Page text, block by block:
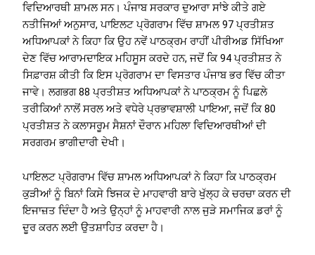
ਵਿਦਿਆਰਥੀ ਸ਼ਾਮਲ ਸਨ। ਪੰਜਾਬ ਸਰਕਾਰ ਦੁਆਰਾ ਸਾਂਝੇ ਕੀਤੇ ਗਏ
ਨਤੀਜਿਆਂ ਅਨੁਸਾਰ, ਪਾਇਲਟ ਪ੍ਰੋਗਰਾਮ ਵਿੱਚ ਸ਼ਾਮਲ 97 ਪ੍ਰਤੀਸ਼ਤ
ਅਧਿਆਪਕਾਂ ਨੇ ਕਿਹਾ ਕਿ ਉਹ ਨਵੇਂ ਪਾਠਕ੍ਰਮ ਰਾਹੀਂ ਪੀਰੀਅਡ ਸਿੱਖਿਆ
ਦੇਣ ਵਿੱਚ ਆਰਾਮਦਾਇਕ ਮਹਿਸੂਸ ਕਰਦੇ ਹਨ, ਜਦੋਂ ਕਿ 94 ਪ੍ਰਤੀਸ਼ਤ ਨੇ
ਸਿਫ਼ਾਰਸ਼ ਕੀਤੀ ਕਿ ਇਸ ਪ੍ਰੋਗਰਾਮ ਦਾ ਵਿਸਤਾਰ ਪੰਜਾਬ ਭਰ ਵਿੱਚ ਕੀਤਾ
ਜਾਵੇ। ਲਗਭਗ 88 ਪ੍ਰਤੀਸ਼ਤ ਅਧਿਆਪਕਾਂ ਨੇ ਪਾਠਕ੍ਰਮ ਨੂੰ ਪਿਛਲੇ
ਤਰੀਕਿਆਂ ਨਾਲੋਂ ਸਰਲ ਅਤੇ ਵਧੇਰੇ ਪ੍ਰਭਾਵਸ਼ਾਲੀ ਪਾਇਆ, ਜਦੋਂ ਕਿ 80
ਪ੍ਰਤੀਸ਼ਤ ਨੇ ਕਲਾਸਰੂਮ ਸੈਸ਼ਨਾਂ ਦੌਰਾਨ ਮਹਿਲਾ ਵਿਦਿਆਰਥੀਆਂ ਦੀ
ਸਰਗਰਮ ਭਾਗੀਦਾਰੀ ਦੇਖੀ।
ਪਾਇਲਟ ਪ੍ਰੋਗਰਾਮ ਵਿੱਚ ਸ਼ਾਮਲ ਅਧਿਆਪਕਾਂ ਨੇ ਕਿਹਾ ਕਿ ਪਾਠਕ੍ਰਮ
ਕੁੜੀਆਂ ਨੂੰ ਬਿਨਾਂ ਕਿਸੇ ਝਿਜਕ ਦੇ ਮਾਹਵਾਰੀ ਬਾਰੇ ਖੁੱਲ੍ਹ ਕੇ ਚਰਚਾ ਕਰਨ ਦੀ
ਇਜਾਜ਼ਤ ਦਿੰਦਾ ਹੈ ਅਤੇ ਉਨ੍ਹਾਂ ਨੂੰ ਮਾਹਵਾਰੀ ਨਾਲ ਜੁੜੇ ਸਮਾਜਿਕ ਡਰਾਂ ਨੂੰ
ਦੂਰ ਕਰਨ ਲਈ ਉਤਸ਼ਾਹਿਤ ਕਰਦਾ ਹੈ।